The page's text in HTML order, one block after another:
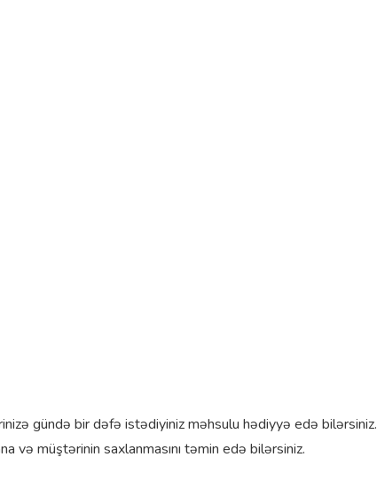
gündə bir dəfə istədiyiniz məhsulu hədiyyə edə bilərsiniz.
və müştərinin saxlanmasını təmin edə bilərsiniz.